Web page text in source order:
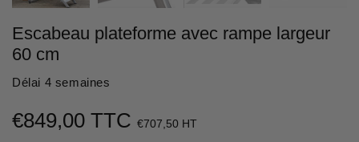
Escabeau plateforme avec rampe largeur
60 cm
Délai 4 semaines
€849,00 TTC €707,50 HT